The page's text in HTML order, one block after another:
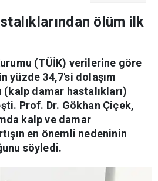
ölüm ilk
(TÜİK) verilerine göre
yüzde 34,7'si dolaşım
(kalp damar hastalıkları)
Prof. Dr. Gökhan Çiçek,
kalp ve damar
en önemli nedeninin
söyledi.